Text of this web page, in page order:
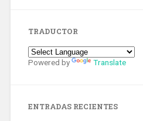
TRADUCTOR
Powered by Translate
ENTRADAS RECIENTES